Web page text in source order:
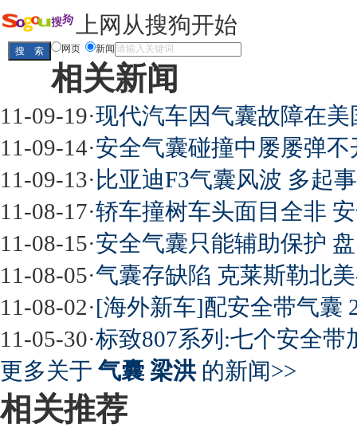
上网从搜狗开始
网页 新闻
相关新闻
11-09-19·现代汽车因气囊故障在
11-09-14·安全气囊碰撞中屡屡弹
11-09-13· 比亚迪F3气囊风波 多起
11-08-17·轿车撞树车头面目全非
11-08-15·安全气囊只能辅助保护
11-08-05·气囊存缺陷 克莱斯勒北
11-08-02·[海外新车]配安全带气囊
11-05-30·标致807系列:七个安全带
更多关于 气囊 梁洪的新闻>>
相关推荐